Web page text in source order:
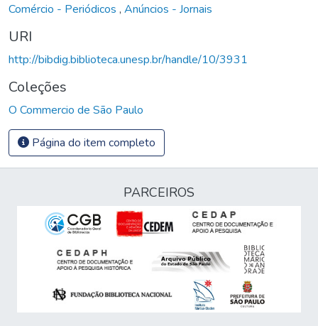
Comércio - Periódicos , Anúncios - Jornais
URI
http://bibdig.biblioteca.unesp.br/handle/10/3931
Coleções
O Commercio de São Paulo
Página do item completo
PARCEIROS